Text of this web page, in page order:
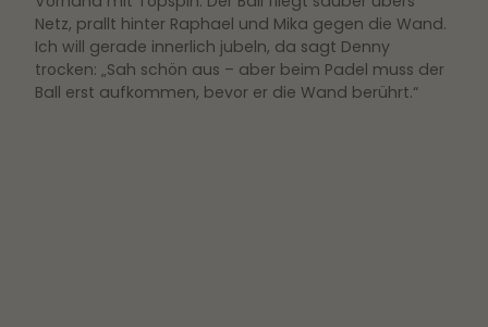
Netz, prallt hinter Raphael und Mika gegen die Wand.
Ich will gerade innerlich jubeln, da sagt Denny
trocken: „Sah schön aus – aber beim Padel muss der
Ball erst aufkommen, bevor er die Wand berührt.“